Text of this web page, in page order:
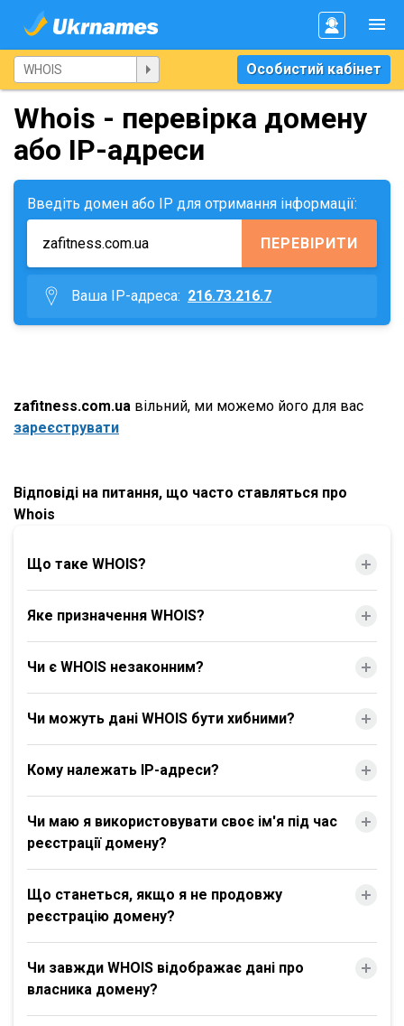
Особистий кабінет
Whois - перевірка домену
або IP-адреси
Введіть домен або IP для отримання інформації:
ПЕРЕВІРИТИ
Ваша IP-адреса: 216.73.216.7
zafitness.com.ua вільний, ми можемо його для вас
зареєструвати
Відповіді на питання, що часто ставляться про
Whois
Що таке WHOIS?
Яке призначення WHOIS?
Чи є WHOIS незаконним?
Чи можуть дані WHOIS бути хибними?
Кому належать IP-адреси?
Чи маю я використовувати своє ім'я під час
реєстрації домену?
Що станеться, якщо я не продовжу
реєстрацію домену?
Чи завжди WHOIS відображає дані про
власника домену?